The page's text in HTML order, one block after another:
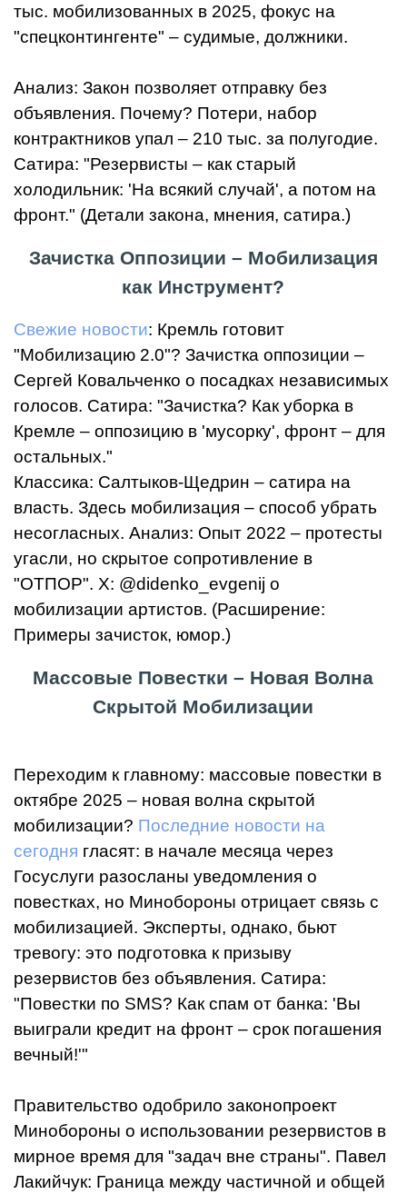
тыс. мобилизованных в 2025, фокус на
"спецконтингенте" – судимые, должники.
Анализ: Закон позволяет отправку без
объявления. Почему? Потери, набор
контрактников упал – 210 тыс. за полугодие.
Сатира: "Резервисты – как старый
холодильник: 'На всякий случай', а потом на
фронт." (Детали закона, мнения, сатира.)
Зачистка Оппозиции – Мобилизация
как Инструмент?
Свежие новости: Кремль готовит
"Мобилизацию 2.0"? Зачистка оппозиции –
Сергей Ковальченко о посадках независимых
голосов. Сатира: "Зачистка? Как уборка в
Кремле – оппозицию в 'мусорку', фронт – для
остальных."
Классика: Салтыков-Щедрин – сатира на
власть. Здесь мобилизация – способ убрать
несогласных. Анализ: Опыт 2022 – протесты
угасли, но скрытое сопротивление в
"ОТПОР". X: @didenko_evgenij о
мобилизации артистов. (Расширение:
Примеры зачисток, юмор.)
Массовые Повестки – Новая Волна
Скрытой Мобилизации
Переходим к главному: массовые повестки в
октябре 2025 – новая волна скрытой
мобилизации? Последние новости на
сегодня гласят: в начале месяца через
Госуслуги разосланы уведомления о
повестках, но Минобороны отрицает связь с
мобилизацией. Эксперты, однако, бьют
тревогу: это подготовка к призыву
резервистов без объявления. Сатира:
"Повестки по SMS? Как спам от банка: 'Вы
выиграли кредит на фронт – срок погашения
вечный!'"
Правительство одобрило законопроект
Минобороны о использовании резервистов в
мирное время для "задач вне страны". Павел
Лакийчук: Граница между частичной и общей